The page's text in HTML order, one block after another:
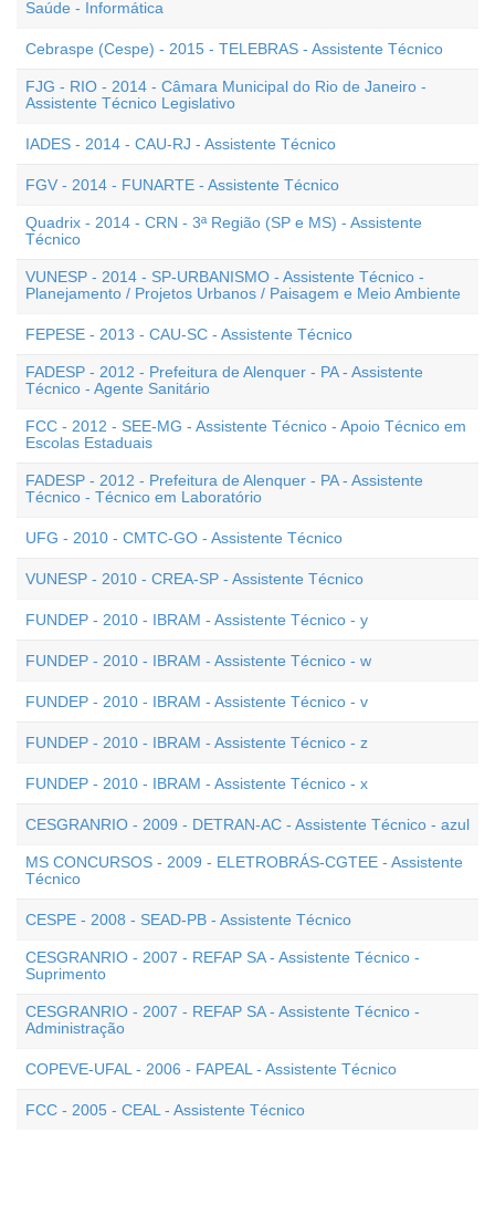
Saúde - Informática
Cebraspe (Cespe) - 2015 - TELEBRAS - Assistente Técnico
FJG - RIO - 2014 - Câmara Municipal do Rio de Janeiro -
Assistente Técnico Legislativo
IADES - 2014 - CAU-RJ - Assistente Técnico
FGV - 2014 - FUNARTE - Assistente Técnico
Quadrix - 2014 - CRN - 3ª Região (SP e MS) - Assistente
Técnico
VUNESP - 2014 - SP-URBANISMO - Assistente Técnico -
Planejamento / Projetos Urbanos / Paisagem e Meio Ambiente
FEPESE - 2013 - CAU-SC - Assistente Técnico
FADESP - 2012 - Prefeitura de Alenquer - PA - Assistente
Técnico - Agente Sanitário
FCC - 2012 - SEE-MG - Assistente Técnico - Apoio Técnico em
Escolas Estaduais
FADESP - 2012 - Prefeitura de Alenquer - PA - Assistente
Técnico - Técnico em Laboratório
UFG - 2010 - CMTC-GO - Assistente Técnico
VUNESP - 2010 - CREA-SP - Assistente Técnico
FUNDEP - 2010 - IBRAM - Assistente Técnico - y
FUNDEP - 2010 - IBRAM - Assistente Técnico - w
FUNDEP - 2010 - IBRAM - Assistente Técnico - v
FUNDEP - 2010 - IBRAM - Assistente Técnico - z
FUNDEP - 2010 - IBRAM - Assistente Técnico - x
CESGRANRIO - 2009 - DETRAN-AC - Assistente Técnico - azul
MS CONCURSOS - 2009 - ELETROBRÁS-CGTEE - Assistente
Técnico
CESPE - 2008 - SEAD-PB - Assistente Técnico
CESGRANRIO - 2007 - REFAP SA - Assistente Técnico -
Suprimento
CESGRANRIO - 2007 - REFAP SA - Assistente Técnico -
Administração
COPEVE-UFAL - 2006 - FAPEAL - Assistente Técnico
FCC - 2005 - CEAL - Assistente Técnico